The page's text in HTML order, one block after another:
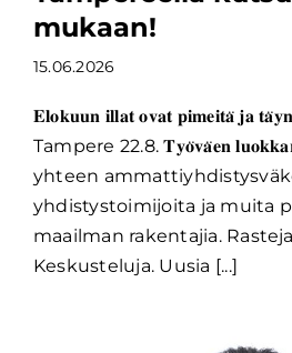
mukaan!
15.06.2026
𝐄𝐥𝐨𝐤𝐮𝐮𝐧 𝐢𝐥𝐥𝐚𝐭 𝐨𝐯𝐚𝐭 𝐩𝐢𝐦𝐞𝐢𝐭𝐚̈ 𝐣𝐚
Tampere 22.8. 𝐓𝐲𝐨̈𝐯𝐚̈𝐞𝐧
yhteen
yhdistystoimijoita ja muita
maailman rakentajia.
Keskusteluja. Uusia [...]